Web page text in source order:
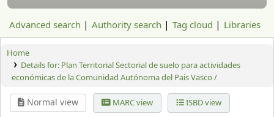
Advanced search Authority search Tag cloud Libraries
Home
Details for: Plan Territorial Sectorial de suelo para actividades
económicas de la Comunidad Autónoma del Pais Vasco /
Normal view MARC view ISBD view